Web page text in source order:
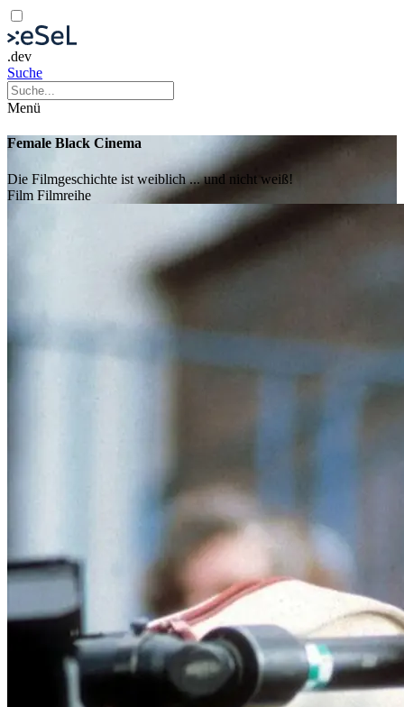
.dev
Suche
Menü
Female Black Cinema
Die Filmgeschichte ist weiblich ... und nicht weiß!
Film Filmreihe